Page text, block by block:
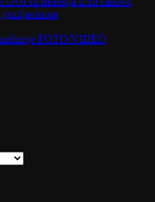
grmljavinom
FOTO/VIDEO